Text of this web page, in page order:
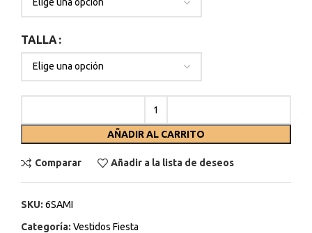
TALLA
AÑADIR AL CARRITO
Comparar Añadir a la lista de deseos
SKU: 6SAMI
Categoría: Vestidos Fiesta